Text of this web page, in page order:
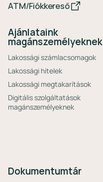
ATM/Fiókkereső
Ajánlataink
magánszemélyeknek
Lakossági számlacsomagok
Lakossági hitelek
Lakossági megtakarítások
Digitális szolgáltatások
magánszemélyeknek
Dokumentumtár